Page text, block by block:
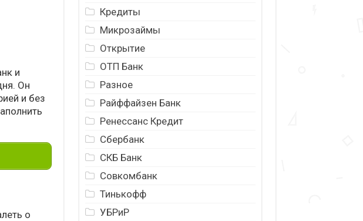
и
Он
и без
о
Кредиты
Микрозаймы
Открытие
ОТП Банк
Разное
Райффайзен Банк
Ренессанс Кредит
Сбербанк
СКБ Банк
Совкомбанк
Тинькофф
УБРиР